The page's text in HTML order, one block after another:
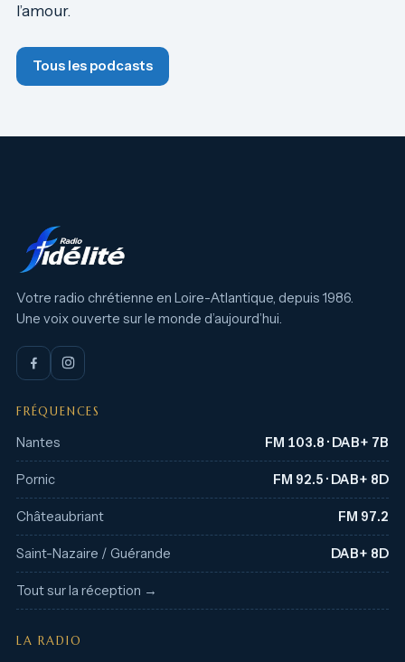
l’amour.
Tous les podcasts
Votre radio chrétienne en Loire-Atlantique, depuis 1986.
Une voix ouverte sur le monde d’aujourd’hui.
FRÉQUENCES
Nantes FM 103.8 · DAB+ 7B
Pornic FM 92.5 · DAB+ 8D
Châteaubriant FM 97.2
Saint-Nazaire / Guérande DAB+ 8D
Tout sur la réception →
LA RADIO